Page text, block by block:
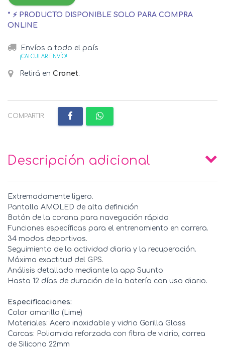
* ⚡ PRODUCTO DISPONIBLE SOLO PARA COMPRA
ONLINE
Envíos a todo el país
¡CALCULAR ENVÍO!
Retirá en Cronet.
COMPARTIR:
Descripción adicional
Extremadamente ligero.
Pantalla AMOLED de alta definición
Botón de la corona para navegación rápida
Funciones específicas para el entrenamiento en carrera.
34 modos deportivos.
Seguimiento de la actividad diaria y la recuperación.
Máxima exactitud del GPS.
Análisis detallado mediante la app Suunto
Hasta 12 días de duración de la batería con uso diario.
Especificaciones:
Color amarillo (Lime)
Materiales: Acero inoxidable y vidrio Gorilla Glass
Carcas: Poliamida reforzada con fibra de vidrio, correa
de Silicona 22mm